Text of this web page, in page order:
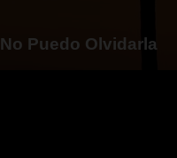
Puedo Olvidarla